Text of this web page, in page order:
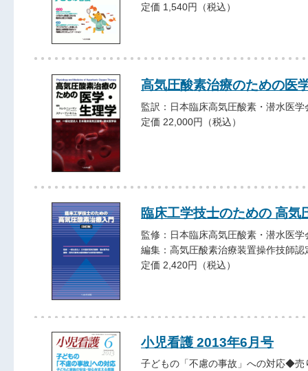
定価 1,540円（税込）
高気圧酸素治療のための医
監訳：日本臨床高気圧酸素・潜水医学
定価 22,000円（税込）
臨床工学技士のための 高気
監修：日本臨床高気圧酸素・潜水医学
編集：高気圧酸素治療装置操作技師認
定価 2,420円（税込）
小児看護 2013年6月号
子どもの「不慮の事故」への対応◆